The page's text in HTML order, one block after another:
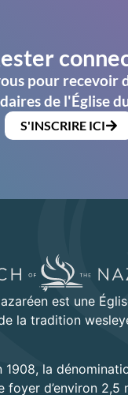
pour recevoir
de l'Église
S'INSCRIRE ICI
est une
la tradition
1908, la
foyer d’environ 2,5